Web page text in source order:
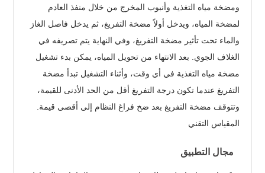
ومضخة مياه التغذية وأنبوب المخرج من خلال منفذ العادم
لمضخة المياه، ويدخل أولاً مضخة التفريغ، ثم يدخل فاصل الغاز
والماء تحت تأثير مضخة التفريغ، وفي النهاية يتم تصريفه في
الغلاف الجوي. بعد الانتهاء من تحويل المياه، يمكن بدء تشغيل
مضخة مياه التغذية في أي وقت، وأثناء التشغيل تبدأ مضخة
التفريغ عندما تكون درجة التفريغ أقل من الحد الأدنى للقيمة،
وتتوقف مضخة التفريغ بعد ضخ فراغ النظام إلى أقصى قيمة.
المقياس التقني
مجال التطبيق